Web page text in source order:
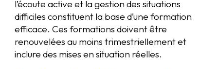
l’écoute active et la gestion des situations
difficiles constituent la base d’une formation
efficace. Ces formations doivent être
renouvelées au moins trimestriellement et
inclure des mises en situation réelles.